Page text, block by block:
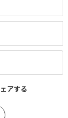
アする